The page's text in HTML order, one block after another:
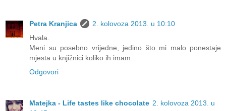
Petra Kranjica
2. kolovoza 2013. u 10:10
Hvala.
Meni su posebno vrijedne, jedino što mi malo ponestaje
mjesta u knjižnici koliko ih imam.
Odgovori
Matejka - Life tastes like chocolate 2. kolovoza 2013. u